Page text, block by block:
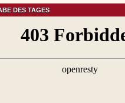
DES TAGES